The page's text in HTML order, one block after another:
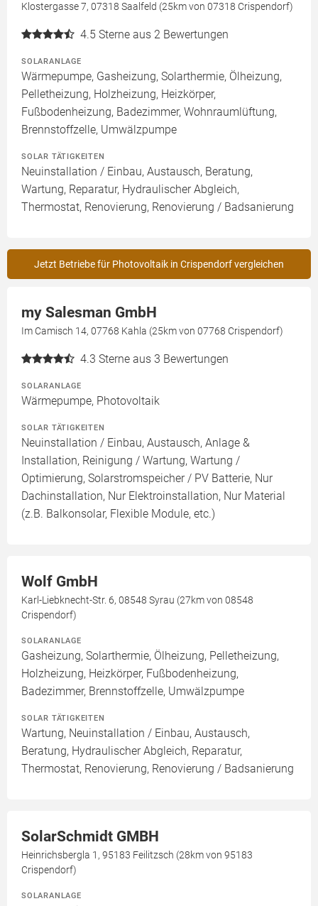
Klostergasse 7, 07318 Saalfeld (25km von 07318 Crispendorf)
4.5 Sterne aus 2 Bewertungen
SOLARANLAGE
Wärmepumpe, Gasheizung, Solarthermie, Ölheizung,
Pelletheizung, Holzheizung, Heizkörper,
Fußbodenheizung, Badezimmer, Wohnraumlüftung,
Brennstoffzelle, Umwälzpumpe
SOLAR TÄTIGKEITEN
Neuinstallation / Einbau, Austausch, Beratung,
Wartung, Reparatur, Hydraulischer Abgleich,
Thermostat, Renovierung, Renovierung / Badsanierung
Jetzt Betriebe für Photovoltaik in Crispendorf vergleichen
my Salesman GmbH
Im Camisch 14, 07768 Kahla (25km von 07768 Crispendorf)
4.3 Sterne aus 3 Bewertungen
SOLARANLAGE
Wärmepumpe, Photovoltaik
SOLAR TÄTIGKEITEN
Neuinstallation / Einbau, Austausch, Anlage &
Installation, Reinigung / Wartung, Wartung /
Optimierung, Solarstromspeicher / PV Batterie, Nur
Dachinstallation, Nur Elektroinstallation, Nur Material
(z.B. Balkonsolar, Flexible Module, etc.)
Wolf GmbH
Karl-Liebknecht-Str. 6, 08548 Syrau (27km von 08548
Crispendorf)
SOLARANLAGE
Gasheizung, Solarthermie, Ölheizung, Pelletheizung,
Holzheizung, Heizkörper, Fußbodenheizung,
Badezimmer, Brennstoffzelle, Umwälzpumpe
SOLAR TÄTIGKEITEN
Wartung, Neuinstallation / Einbau, Austausch,
Beratung, Hydraulischer Abgleich, Reparatur,
Thermostat, Renovierung, Renovierung / Badsanierung
SolarSchmidt GMBH
Heinrichsbergla 1, 95183 Feilitzsch (28km von 95183
Crispendorf)
SOLARANLAGE